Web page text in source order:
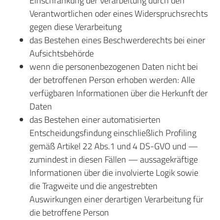
Verantwortlichen oder eines Widerspruchsrechts
gegen diese Verarbeitung
das Bestehen eines Beschwerderechts bei einer
Aufsichtsbehörde
wenn die personenbezogenen Daten nicht bei
der betroffenen Person erhoben werden: Alle
verfügbaren Informationen über die Herkunft der
Daten
das Bestehen einer automatisierten
Entscheidungsfindung einschließlich Profiling
gemäß Artikel 22 Abs.1 und 4 DS-GVO und —
zumindest in diesen Fällen — aussagekräftige
Informationen über die involvierte Logik sowie
die Tragweite und die angestrebten
Auswirkungen einer derartigen Verarbeitung für
die betroffene Person